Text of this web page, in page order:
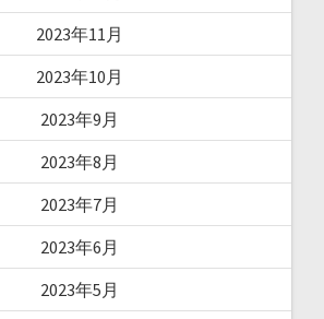
2023年11月
2023年10月
2023年9月
2023年8月
2023年7月
2023年6月
2023年5月